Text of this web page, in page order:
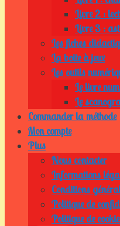
Livre 2 :
Livre 3 :
Les fiches
La boite à jeux
Les outils
Le livre
Le
Commander la méthode
Mon compte
Plus
Nous contacter
Informations
Conditions
Politique de
Politique de